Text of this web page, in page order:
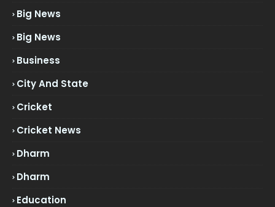
Big News
Big News
Business
City And State
Cricket
Cricket News
Dharm
Dharm
Education